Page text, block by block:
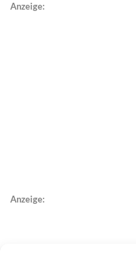
Anzeige:
Anzeige: